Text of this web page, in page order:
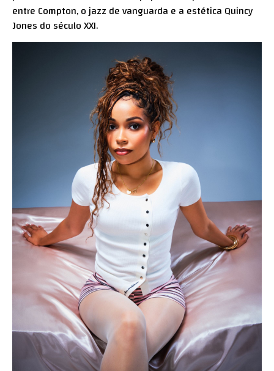
entre Compton, o jazz de vanguarda e a estética Quincy
Jones do século XXI.